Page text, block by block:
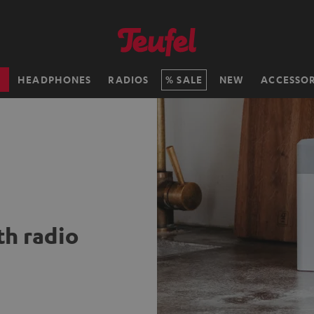
HEADPHONES RADIOS SALE NEW
radio